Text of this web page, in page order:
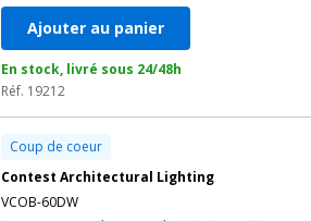
Ajouter au panier
En stock, livré sous 24/48h
Réf. 19212
Coup de coeur
Contest Architectural Lighting
VCOB-60DW